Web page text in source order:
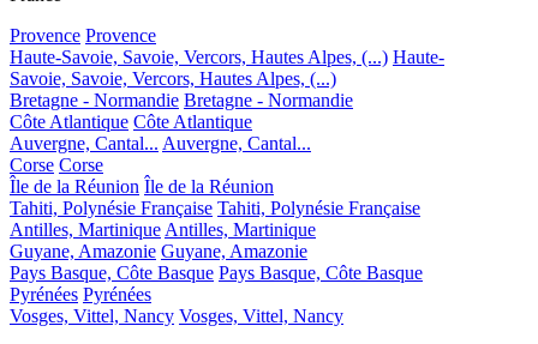
Provence Provence
Haute-Savoie, Savoie, Vercors, Hautes Alpes, (...) Haute-
Savoie, Savoie, Vercors, Hautes Alpes, (...)
Bretagne - Normandie Bretagne - Normandie
Côte Atlantique Côte Atlantique
Auvergne, Cantal... Auvergne, Cantal...
Corse Corse
Île de la Réunion Île de la Réunion
Tahiti, Polynésie Française Tahiti, Polynésie Française
Antilles, Martinique Antilles, Martinique
Guyane, Amazonie Guyane, Amazonie
Pays Basque, Côte Basque Pays Basque, Côte Basque
Pyrénées Pyrénées
Vosges, Vittel, Nancy Vosges, Vittel, Nancy